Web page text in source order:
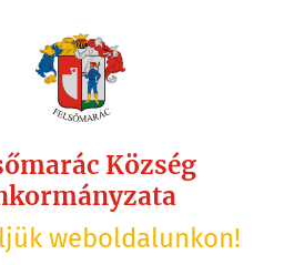
Község
weboldalunkon!